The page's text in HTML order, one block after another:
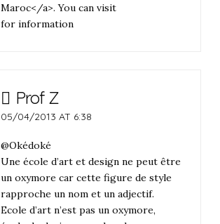
Maroc</a>. You can visit
for information
Prof Z
05/04/2013 AT 6:38
@Okédoké
Une école d’art et design ne peut être
un oxymore car cette figure de style
rapproche un nom et un adjectif.
Ecole d’art n’est pas un oxymore,